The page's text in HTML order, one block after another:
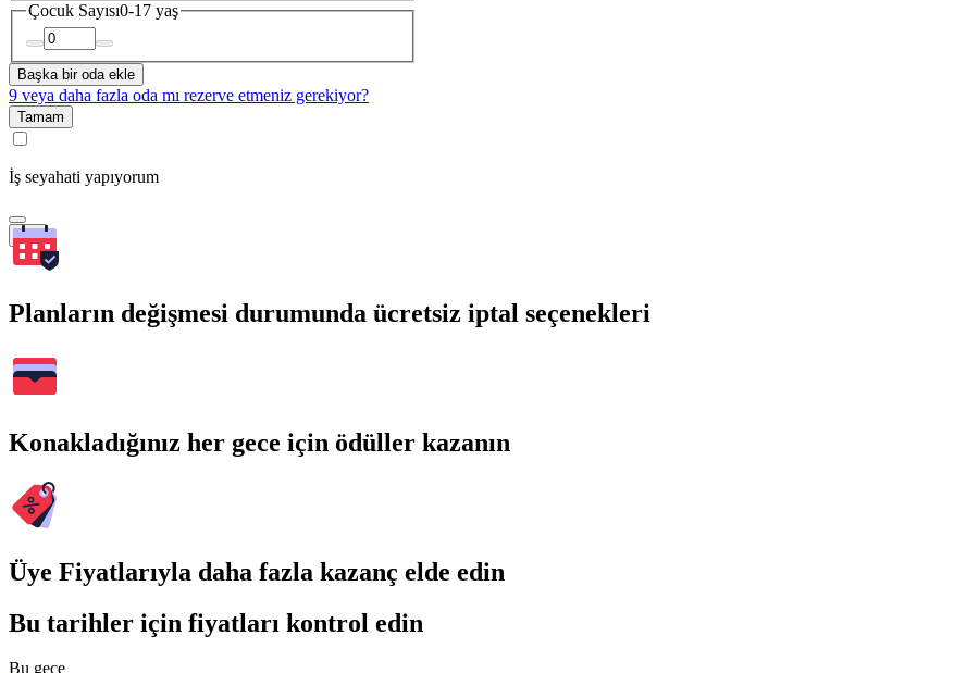
Çocuk Sayısı0-17 yaş
Başka bir oda ekle
9 veya daha fazla oda mı rezerve etmeniz gerekiyor?
Tamam
İş seyahati yapıyorum
Ara
Planların değişmesi durumunda ücretsiz iptal seçenekleri
Konakladığınız her gece için ödüller kazanın
Üye Fiyatlarıyla daha fazla kazanç elde edin
Bu tarihler için fiyatları kontrol edin
Bu gece